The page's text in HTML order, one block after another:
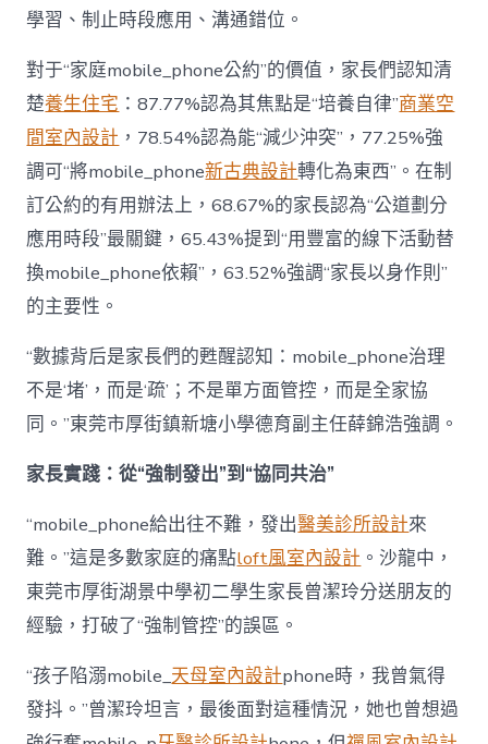
學習、制止時段應用、溝通錯位。
對于“家庭mobile_phone公約”的價值，家長們認知清
楚養生住宅 ：87.77%認為其焦點是“培養自律”商業空
間室內設計 ，78.54%認為能“減少沖突”，77.25%強
調可“將mobile_phone新古典設計轉化為東西”。在制
訂公約的有用辦法上，68.67%的家長認為“公道劃分
應用時段”最關鍵，65.43%提到“用豐富的線下活動替
換mobile_phone依賴”，63.52%強調“家長以身作則”
的主要性。
“數據背后是家長們的甦醒認知：mobile_phone治理
不是‘堵’，而是‘疏’；不是單方面管控，而是全家協
同。”東莞市厚街鎮新塘小學德育副主任薛錦浩強調。
家長實踐：從“強制發出”到“協同共治”
“mobile_phone給出往不難，發出醫美診所設計來
難。”這是多數家庭的痛點loft風室內設計 。沙龍中，
東莞市厚街湖景中學初二學生家長曾潔玲分送朋友的
經驗，打破了“強制管控”的誤區。
“孩子陷溺mobile_天母室內設計phone時，我曾氣得
發抖。”曾潔玲坦言，最後面對這種情況，她也曾想過